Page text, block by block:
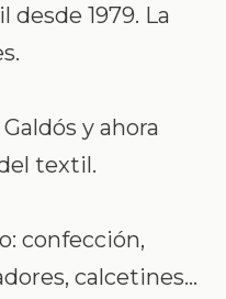
1979. La
y ahora
textil.
confección,
calcetines...